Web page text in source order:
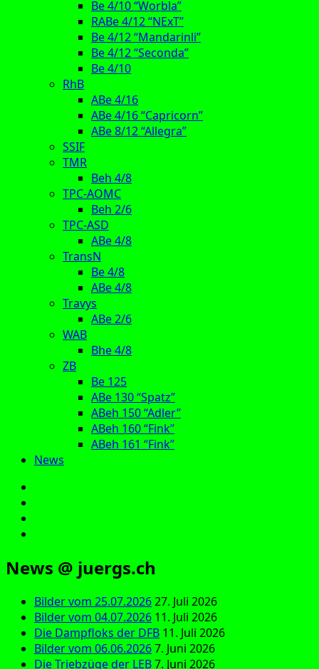
Be 4/10 “Worbla”
RABe 4/12 “NExT”
Be 4/12 “Mandarinli”
Be 4/12 “Seconda”
Be 4/10
RhB
ABe 4/16
ABe 4/16 “Capricorn”
ABe 8/12 “Allegra”
SSIF
TMR
Beh 4/8
TPC-AOMC
Beh 2/6
TPC-ASD
ABe 4/8
TransN
Be 4/8
ABe 4/8
Travys
ABe 2/6
WAB
Bhe 4/8
ZB
Be 125
ABe 130 “Spatz”
ABeh 150 “Adler”
ABeh 160 “Fink”
ABeh 161 “Fink”
News
News @ juergs.ch
Bilder vom 25.07.202627. Juli 2026
Bilder vom 04.07.2026 11. Juli 2026
Die Dampfloks der DFB 11. Juli 2026
Bilder vom 06.06.20267. Juni 2026
Die Triebzüge der LEB7. Juni 2026